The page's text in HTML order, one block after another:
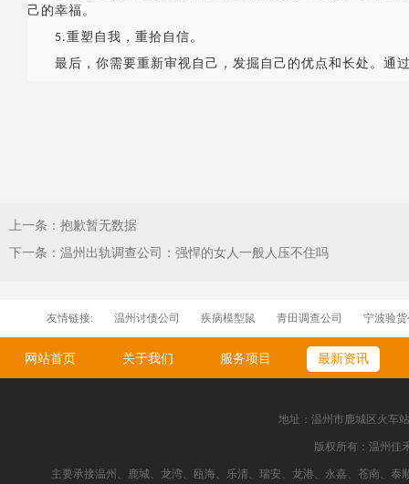
己的幸福。
5️.重塑自我，重拾自信。
最后，你需要重新审视自己，发掘自己的优点和长处。通
上一条：抱歉暂无数据
下一条：温州出轨调查公司：强悍的女人一般人压不住吗
友情链接: 温州讨债公司 疾病模型鼠 青田调查公司 宁波验
刀型闸阀 温州婚姻调查公司 温州找人公司
网站首页 关于我们 服务项目 最新资讯
地址：温州市鹿城区火
版权所有：温州
主要承接温州、鹿城、龙湾、瓯海、乐清、瑞安、龙港、永嘉、苍南、